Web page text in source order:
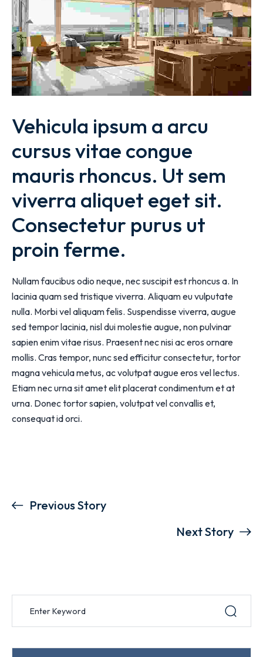
Vehicula ipsum a arcu
cursus vitae congue
mauris rhoncus. Ut sem
viverra aliquet eget sit.
Consectetur purus ut
proin ferme.
Nullam faucibus odio neque, nec suscipit est rhoncus a. In
lacinia quam sed tristique viverra. Aliquam eu vulputate
nulla. Morbi vel aliquam felis. Suspendisse viverra, augue
sed tempor lacinia, nisl dui molestie augue, non pulvinar
sapien enim vitae risus. Praesent nec nisi ac eros ornare
mollis. Cras tempor, nunc sed efficitur consectetur, tortor
magna vehicula metus, ac volutpat augue eros vel lectus.
Etiam nec urna sit amet elit placerat condimentum et at
urna. Donec tortor sapien, volutpat vel convallis et,
consequat id orci.
Previous Story
Next Story